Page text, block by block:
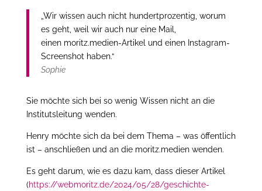
„Wir wissen auch nicht hundertprozentig, worum
es geht, weil wir auch nur eine Mail,
einen moritz.medien-Artikel und einen Instagram-
Screenshot haben.“
Sophie
Sie möchte sich bei so wenig Wissen nicht an die
Institutsleitung wenden.
Henry möchte sich da bei dem Thema – was öffentlich
ist – anschließen und an die moritz.medien wenden.
Es geht darum, wie es dazu kam, dass dieser Artikel
(https://webmoritz.de/2024/05/28/geschichte-